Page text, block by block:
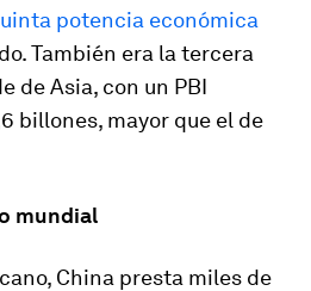
potencia económica
También era la tercera
de Asia, con un PBI
billones, mayor que el de
mundial
China presta miles de